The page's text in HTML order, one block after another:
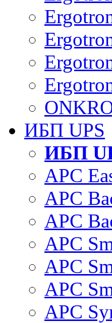
ИБП UPS
ИБП
APC
APC
APC
APC
APC
APC
APC